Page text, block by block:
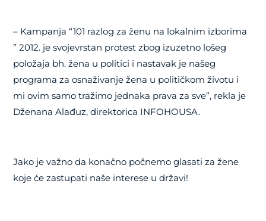
– Kampanja “101 razlog za ženu na lokalnim izborima
” 2012. je svojevrstan protest zbog izuzetno lošeg
položaja bh. žena u politici i nastavak je našeg
programa za osnaživanje žena u političkom životu i
mi ovim samo tražimo jednaka prava za sve”, rekla je
Dženana Alađuz, direktorica INFOHOUSA.
Jako je važno da konačno počnemo glasati za žene
koje će zastupati naše interese u državi!